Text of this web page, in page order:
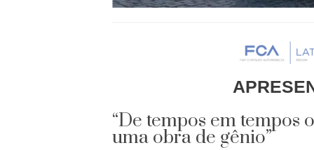
“De tempos em tempos
uma obra de gênio”